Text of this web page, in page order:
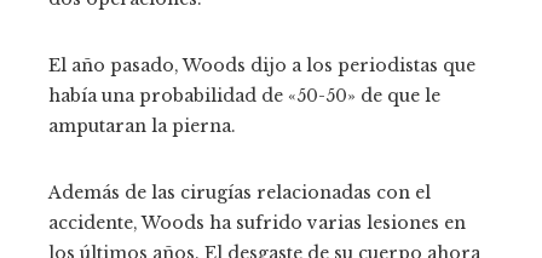
El año pasado, Woods dijo a los periodistas que
había una probabilidad de «50-50» de que le
amputaran la pierna.
Además de las cirugías relacionadas con el
accidente, Woods ha sufrido varias lesiones en